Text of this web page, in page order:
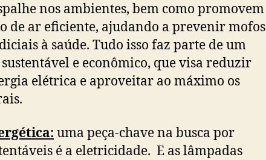
nos ambientes, bem como promovem
de ar eficiente, ajudando a prevenir mofos
à saúde. Tudo isso faz parte de um
e econômico, que visa reduzir
elétrica e aproveitar ao máximo os
uma peça-chave na busca por
é a eletricidade. E as lâmpadas